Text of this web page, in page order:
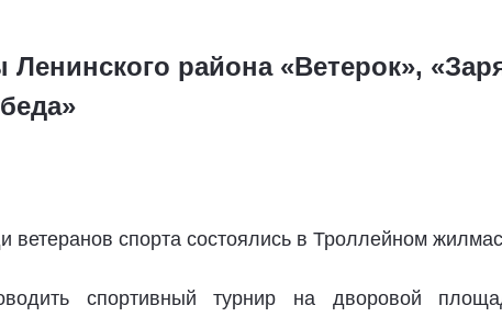
района «Ветерок»,
ветеранов спорта состоялись в Троллейном
спортивный турнир на дворовой